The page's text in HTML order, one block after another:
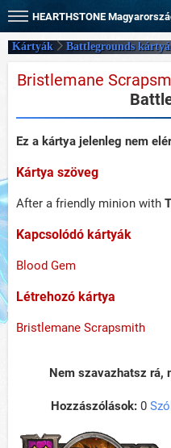
HEARTHSTONE
Kártyák Battlegrounds
Bristlemane
Ez a kártya jelenleg nem
Kártya szöveg
After a friendly minion with
Kapcsolódó kártyák
Blood Gem
Létrehozó kártya
Bristlemane Scrapsmith
Nem szavazhatsz rá,
Hozzászólások:0